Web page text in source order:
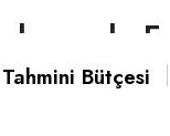
Bütçesi
da
değil, bizim